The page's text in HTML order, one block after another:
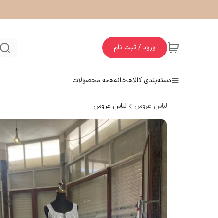
ورود / ثبت نام
دسته‌بندی کالاهاخانههمه محصولات
لباس عروس لباس عروس